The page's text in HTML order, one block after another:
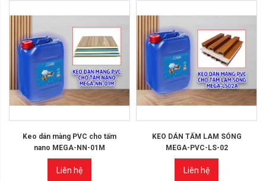
Keo dán màng PVC cho tấm
nano MEGA-NN-01M
Liên hệ
KEO DÁN TẤM LAM SÓNG
MEGA-PVC-LS-02
Liên hệ